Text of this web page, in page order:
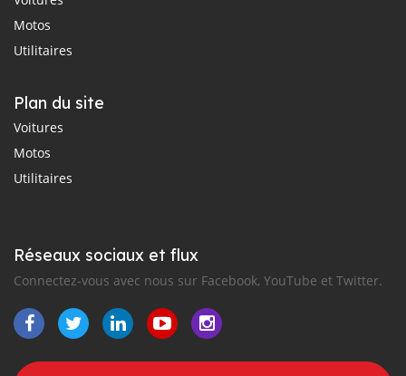
Motos
Utilitaires
Plan du site
Voitures
Motos
Utilitaires
Réseaux sociaux et flux
Connectez-vous avec nous sur Facebook, YouTube et Twitter.